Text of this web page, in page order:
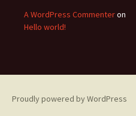
A WordPress Commenteron
Hello world!
Proudly powered by WordPress